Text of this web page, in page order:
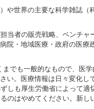
世界の主要な科学雑誌
当者の販売戦略、ベンチ
・地域医療・政府の医
でも一般的なもので、医
。医療情報は日々変化
しも厚生労働省によって
はやめてください。新